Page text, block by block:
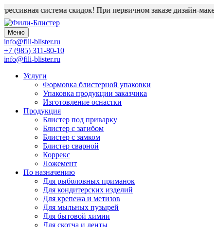
система скидок! При первичном заказе дизайн-макет
Меню
info@fili-blister.ru
+7 (985) 311-80-10
info@fili-blister.ru
Услуги
Формовка блистерной упаковки
Упаковка продукции заказчика
Изготовление оснастки
Продукция
Блистер под приварку
Блистер с загибом
Блистер с замком
Блистер сварной
Коррекс
Ложемент
По назначению
Для рыболовных приманок
Для кондитерских изделий
Для крепежа и метизов
Для мыльных пузырей
Для бытовой химии
Для скотча и ленты